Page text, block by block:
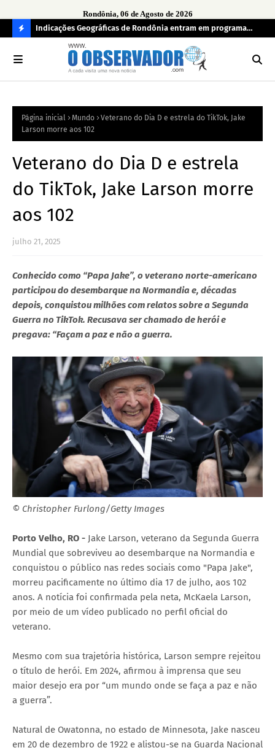
Rondônia, 06 de Agosto de 2026
O
R
Indicações Geográficas de Rondônia entram em programa
internacional para acelerar negócios
Página inicial Mundo
Veterano do Dia D e estrela do TikTok, Jake
Larson morre aos 102
Veterano do Dia D e estrela
do TikTok, Jake Larson morre
aos 102
julho 21, 2025
Conhecido como “Papa Jake”, o veterano norte-americano
participou do desembarque na Normandia e, décadas
depois, conquistou milhões com relatos sobre a Segunda
Guerra no TikTok. Recusava ser chamado de herói e
pregava: “Façam a paz e não a guerra.
© Christopher Furlong/Getty Images
Porto Velho, RO - Jake Larson, veterano da Segunda Guerra
Mundial que sobreviveu ao desembarque na Normandia e
conquistou o público nas redes sociais como "Papa Jake",
morreu pacificamente no último dia 17 de julho, aos 102
anos. A notícia foi confirmada pela neta, McKaela Larson,
por meio de um vídeo publicado no perfil oficial do
veterano.
Mesmo com sua trajetória histórica, Larson sempre rejeitou
o título de herói. Em 2024, afirmou à imprensa que seu
maior desejo era por “um mundo onde se faça a paz e não
a guerra”.
Natural de Owatonna, no estado de Minnesota, Jake nasceu
em 20 de dezembro de 1922 e alistou-se na Guarda Nacional